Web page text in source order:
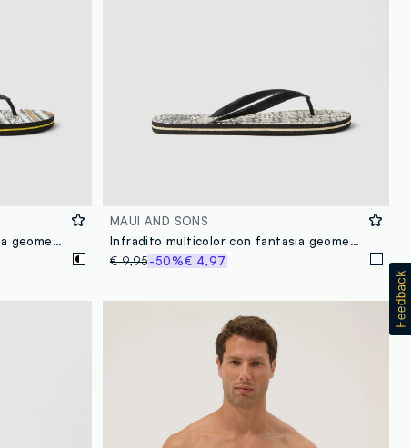
Infradito multicolor con fantasia geometrica
MAUI AND SONS
Infradito multicolor con fantasia geometrica
€ 9,95-50%€ 4,97